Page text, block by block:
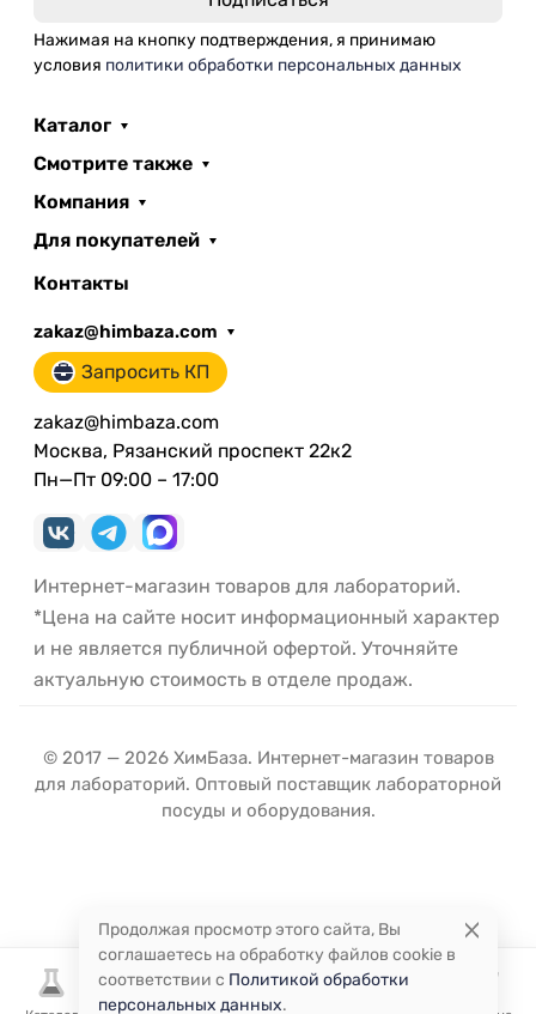
Нажимая на кнопку подтверждения, я принимаю
условия политики обработки персональных данных
Каталог
Смотрите также
Компания
Для покупателей
Контакты
zakaz@himbaza.com
Запросить КП
zakaz@himbaza.com
Москва, Рязанский проспект 22к2
Пн—Пт 09:00 – 17:00
Интернет-магазин товаров для лабораторий.
*Цена на сайте носит информационный характер
и не является публичной офертой. Уточняйте
актуальную стоимость в отделе продаж.
© 2017 — 2026 ХимБаза. Интернет-магазин товаров
для лабораторий. Оптовый поставщик лабораторной
посуды и оборудования.
Продолжая просмотр этого сайта, Вы
соглашаетесь на обработку файлов cookie в
соответствии с Политикой обработки
персональных данных.